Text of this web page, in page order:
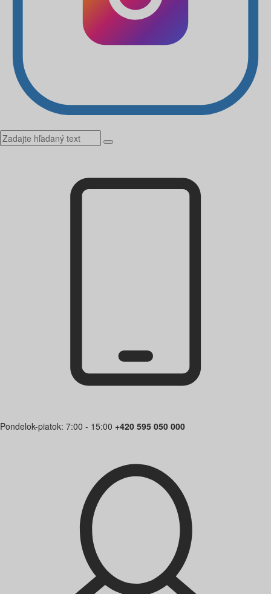
Pondelok-piatok: 7:00 - 15:00 +420 595 050 000